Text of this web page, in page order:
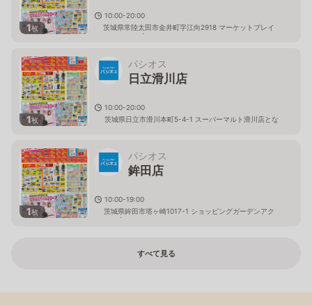
1枚
10:00-20:00
茨城県常陸太田市金井町字江向2918 マーケットプレイ
ス フェスタ内
1枚
パシオス
日立滑川店
10:00-20:00
茨城県日立市滑川本町5-4-1 スーパーマルト滑川店とな
1枚
パシオス
鉾田店
10:00-19:00
茨城県鉾田市塔ヶ崎1017-1 ショッピングガーデンアク
ロス内
すべて見る